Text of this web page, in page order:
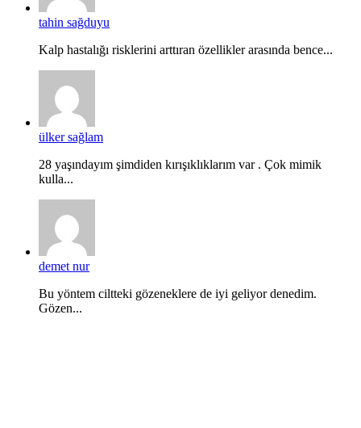
tahin sağduyu
Kalp hastalığı risklerini arttıran özellikler arasında bence...
ülker sağlam
28 yaşındayım şimdiden kırışıklıklarım var . Çok mimik
kulla...
demet nur
Bu yöntem ciltteki gözeneklere de iyi geliyor denedim.
Gözen...